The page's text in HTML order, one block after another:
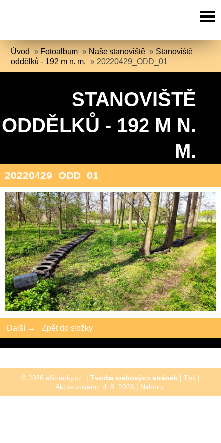
Úvod » Fotoalbum » Naše stanoviště » Stanoviště
oddělků - 192 m n. m. » 20220429_ODD_01
STANOVIŠTĚ
ODDĚLKŮ - 192 M N.
M.
20220429_ODD_01
Další → Zpět do složky
© 2026 eStránky.cz | Tvorba webových stránek | Tisk |
Aktualizováno: 4. 8. 2026 | Nahoru ↑